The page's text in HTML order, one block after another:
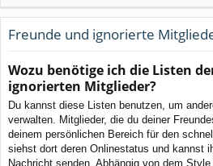
Freunde und ignorierte
Wozu benötige ich die Listen
ignorierten Mitglieder?
Du kannst diese Listen benutzen, um
verwalten. Mitglieder, die du deiner
deinem persönlichen Bereich für den
siehst dort deren Onlinestatus und kannst
Nachricht senden. Abhängig von dem